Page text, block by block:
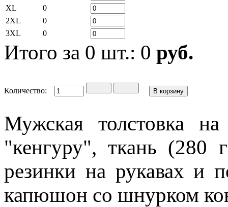
XL
0
2XL
0
3XL
0
Итого за 0 шт.: 0 руб.
Количество:
Мужская толстовка
"кенгуру", ткань (280
резинки на рукавах и
капюшон со шнурком